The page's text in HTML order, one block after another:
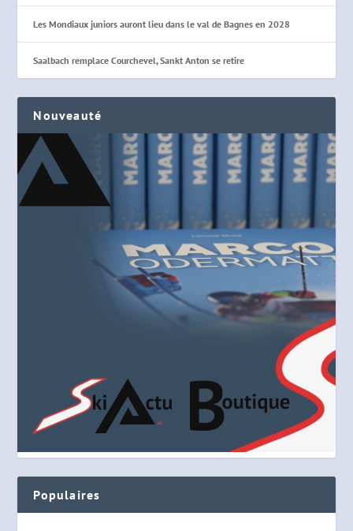
Les Mondiaux juniors auront lieu dans le val de Bagnes en 2028
Saalbach remplace Courchevel, Sankt Anton se retire
Nouveauté
Populaires